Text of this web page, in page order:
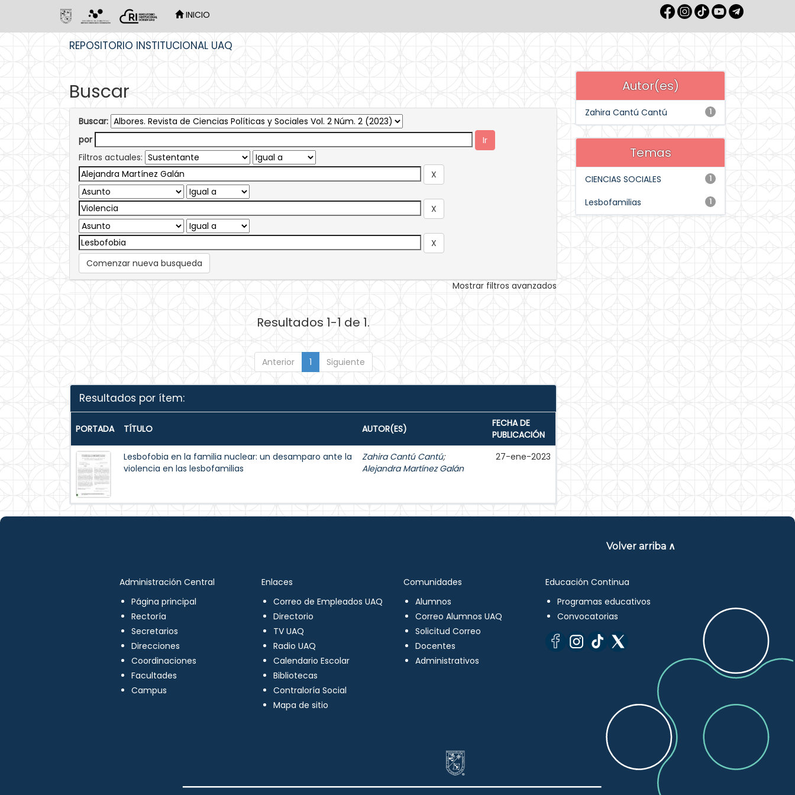
INICIO
REPOSITORIO INSTITUCIONAL UAQ
Buscar
Buscar:
por
Filtros actuales:
Comenzar nueva busqueda
Mostrar filtros avanzados
Resultados 1-1 de 1.
Anterior 1 Siguiente
Resultados por ítem:
PORTADA TÍTULO AUTOR(ES)
FECHA DE
PUBLICACIÓN
Lesbofobia en la familia nuclear: un desamparo ante la
violencia en las lesbofamilias
Zahira Cantú Cantú;
Alejandra Martínez Galán
27-ene-2023
Autor(es)
1
Zahira Cantú Cantú
Temas
1
CIENCIAS SOCIALES
1
Lesbofamilias
Volver arriba ∧
Administración Central
Página principal
Rectoría
Secretarios
Direcciones
Coordinaciones
Facultades
Campus
Enlaces
Correo de Empleados UAQ
Directorio
TV UAQ
Radio UAQ
Calendario Escolar
Bibliotecas
Contraloría Social
Mapa de sitio
Comunidades
Alumnos
Correo Alumnos UAQ
Solicitud Correo
Docentes
Administrativos
Educación Continua
Programas educativos
Convocatorias